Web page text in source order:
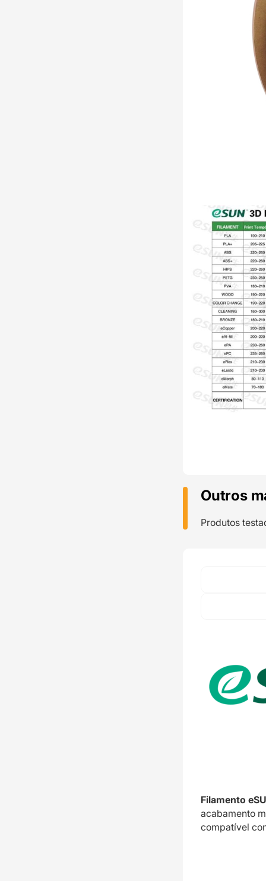
Outros
Produtos
Filamento
acabamento
compatível